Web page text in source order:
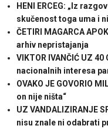
HENI ERCEG: „Iz
skučenost toga uma i
ČETIRI MAGARCA
arhiv nepristajanja
VIKTOR IVANČIĆ UZ 40
nacionalnih interesa
OVAKO JE GOVORIO
on nije ništa“
UZ VANDALIZIRANJE
nisu znale ni odabrati